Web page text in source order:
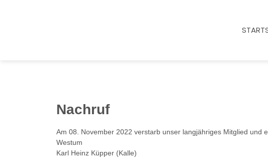
Nachruf
Am 08. November 2022 verstarb unser langjähriges Mitglied und
Westum
Karl Heinz Küpper (Kalle)